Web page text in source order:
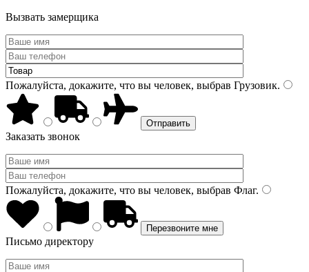
Вызвать замерщика
Пожалуйста, докажите, что вы человек, выбрав Грузовик.
Заказать звонок
Пожалуйста, докажите, что вы человек, выбрав Флаг.
Письмо директору